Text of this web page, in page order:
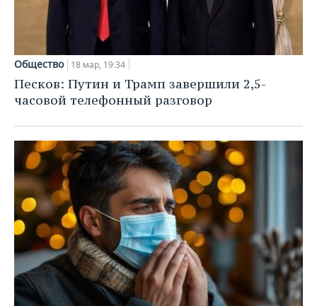
Общество 18 мар, 19:34
Песков: Путин и Трамп завершили 2,5-
часовой телефонный разговор